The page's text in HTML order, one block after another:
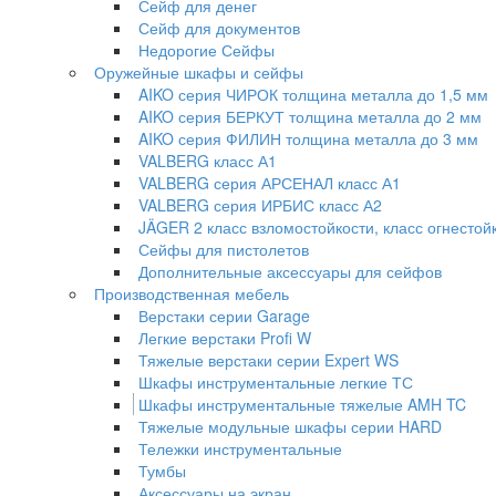
Сейф для денег
Сейф для документов
Недорогие Сейфы
Оружейные шкафы и сейфы
AIKO серия ЧИРОК толщина металла до 1,5 мм
AIKO серия БЕРКУТ толщина металла до 2 мм
AIKO серия ФИЛИН толщина металла до 3 мм
VALBERG класс А1
VALBERG серия АРСЕНАЛ класс А1
VALBERG серия ИРБИС класс А2
JÄGER 2 класс взломостойкости, класс
Сейфы для пистолетов
Дополнительные аксессуары для сейфов
Производственная мебель
Верстаки серии Garage
Легкие верстаки Profi W
Тяжелые верстаки серии Expert WS
Шкафы инструментальные легкие ТС
Шкафы инструментальные тяжелые AMH TC
Тяжелые модульные шкафы серии HARD
Тележки инструментальные
Тумбы